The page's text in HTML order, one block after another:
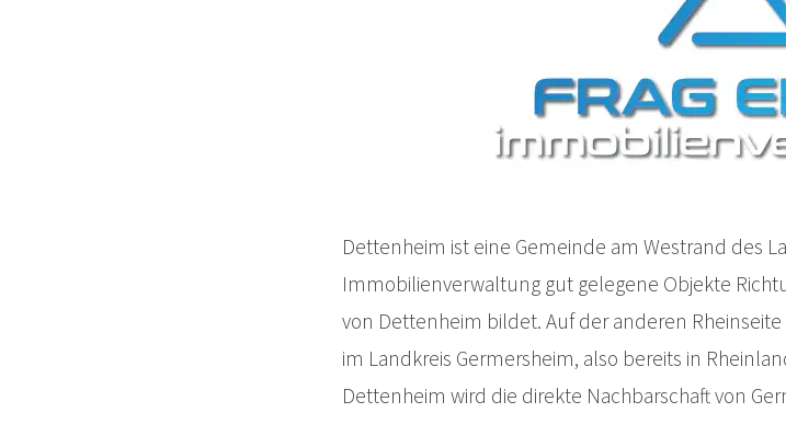
Dettenheim ist eine Gemeinde am Westrand des
Immobilienverwaltung gut gelegene Objekte
von Dettenheim bildet. Auf der anderen
im Landkreis Germersheim, also bereits in
Dettenheim wird die direkte Nachbarschaft von